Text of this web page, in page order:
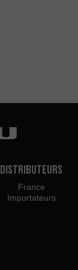
Distributeurs
France
Importateurs